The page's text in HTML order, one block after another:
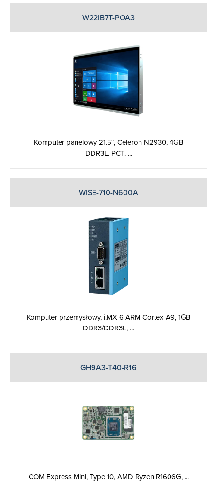
W22IB7T-POA3
Komputer panelowy 21.5″, Celeron N2930, 4GB
DDR3L, PCT. ...
WISE-710-N600A
Komputer przemysłowy, i.MX 6 ARM Cortex-A9, 1GB
DDR3/DDR3L, ...
GH9A3-T40-R16
COM Express Mini, Type 10, AMD Ryzen R1606G, ...